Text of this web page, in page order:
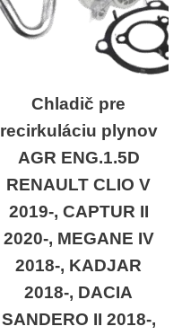
Chladič pre
recirkuláciu plynov
AGR ENG.1.5D
RENAULT CLIO V
2019-, CAPTUR II
2020-, MEGANE IV
2018-, KADJAR
2018-, DACIA
SANDERO II 2018-,